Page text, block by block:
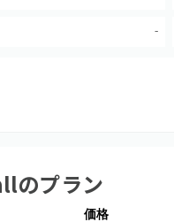
-
のプラン
価格